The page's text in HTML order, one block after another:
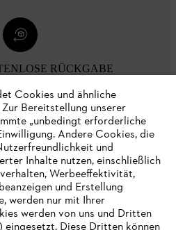
RÜCKGABE
Cookies und ähnliche
Zur Bereitstellung unserer
„unbedingt erforderliche
Andere Cookies, die
und
Inhalte nutzen, einschließlich
Werbeeffektivität,
und Erstellung
werden nur mit Ihrer
werden von uns und Dritten